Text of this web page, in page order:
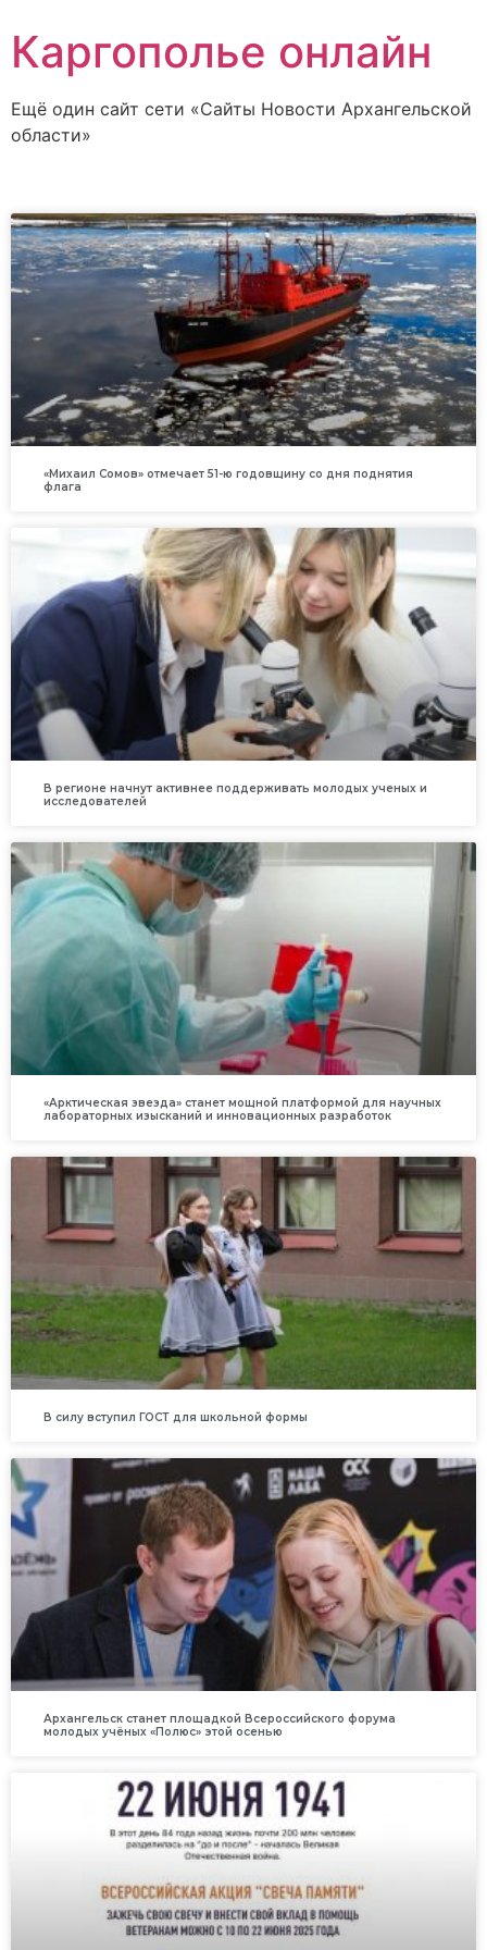
Каргополье онлайн
Ещё один сайт сети «Сайты Новости Архангельской
области»
«Михаил Сомов» отмечает 51-ю годовщину со дня поднятия
флага
В регионе начнут активнее поддерживать молодых ученых и
исследователей
«Арктическая звезда» станет мощной платформой для научных
лабораторных изысканий и инновационных разработок
В силу вступил ГОСТ для школьной формы
Архангельск станет площадкой Всероссийского форума
молодых учёных «Полюс» этой осенью